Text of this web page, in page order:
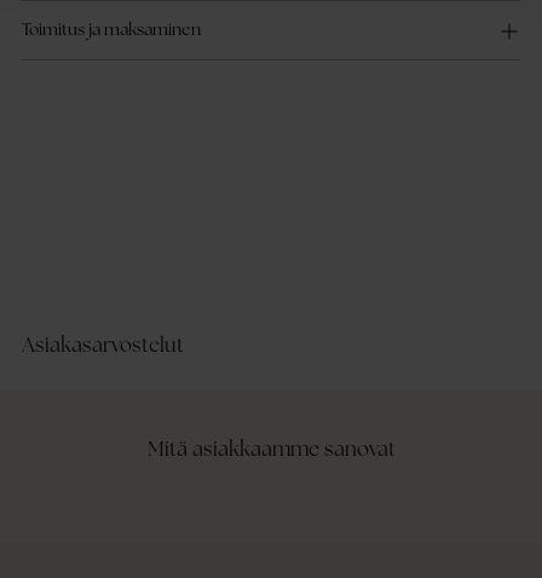
Toimitus ja maksaminen
Asiakasarvostelut
Mitä asiakkaamme sanovat